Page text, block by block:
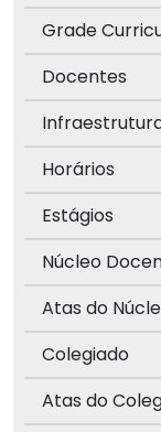
Grade
Docentes
Horários
Estágios
Núcleo
Atas do
Colegiado
Atas do